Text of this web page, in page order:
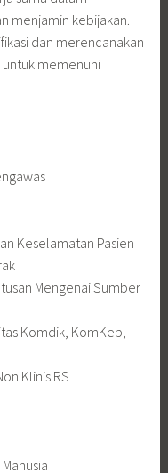
menjamin kebijakan.
dan merencanakan
untuk memenuhi
Keselamatan Pasien
Mengenai Sumber
Komdik, KomKep,
Klinis RS